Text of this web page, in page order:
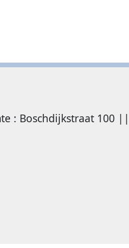
: Boschdijkstraat 100